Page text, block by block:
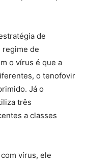
de
regime de
o vírus é que a
o tenofovir
Já o
três
a classes
vírus, ele